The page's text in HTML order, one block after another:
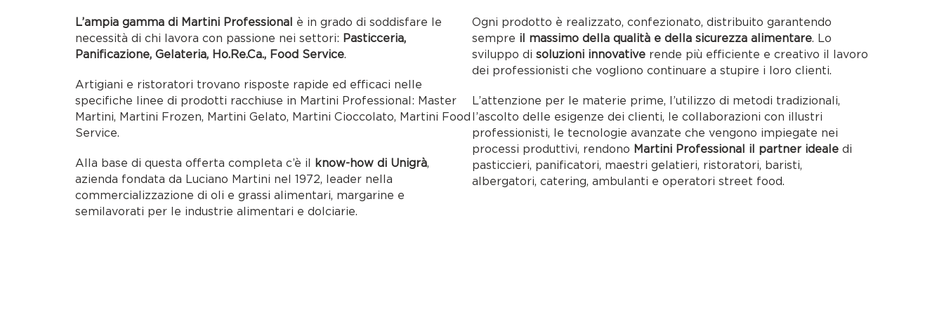
L’ampia gamma di Martini Professional è in grado di soddisfare le
necessità di chi lavora con passione nei settori: Pasticceria,
Panificazione, Gelateria, Ho.Re.Ca., Food Service.
Artigiani e ristoratori trovano risposte rapide ed efficaci nelle
specifiche linee di prodotti racchiuse in Martini Professional: Master
Martini, Martini Frozen, Martini Gelato, Martini Cioccolato, Martini Food
Service.
Alla base di questa offerta completa c’è il know-how di Unigrà,
azienda fondata da Luciano Martini nel 1972, leader nella
commercializzazione di oli e grassi alimentari, margarine e
semilavorati per le industrie alimentari e dolciarie.
Ogni prodotto è realizzato, confezionato, distribuito garantendo
sempre il massimo della qualità e della sicurezza alimentare. Lo
sviluppo di soluzioni innovative rende più efficiente e creativo il lavoro
dei professionisti che vogliono continuare a stupire i loro clienti.
L’attenzione per le materie prime, l’utilizzo di metodi tradizionali,
l’ascolto delle esigenze dei clienti, le collaborazioni con illustri
professionisti, le tecnologie avanzate che vengono impiegate nei
processi produttivi, rendono Martini Professional il partner ideale di
pasticcieri, panificatori, maestri gelatieri, ristoratori, baristi,
albergatori, catering, ambulanti e operatori street food.